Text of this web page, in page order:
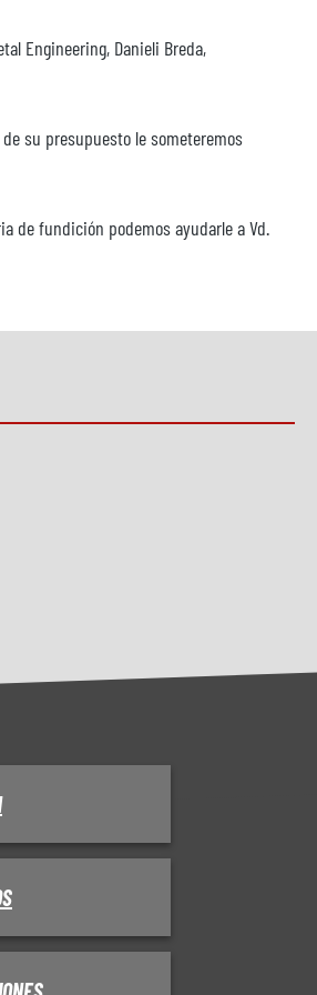
Engineering, Danieli Breda,
su presupuesto le someteremos
de fundición podemos ayudarle a Vd.